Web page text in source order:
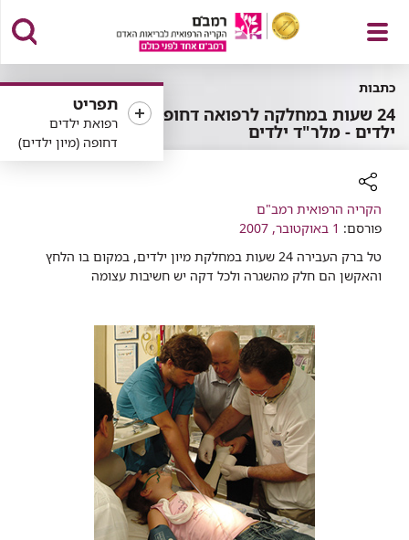
פתח
תפריט
תפריט
רפואת ילדים
דחופה (מיון ילדים)
כתבות
24 שעות במחלקה לרפואה דחופה
ילדים - מלר"ד ילדים
רכיב
שיתוף
הקריה הרפואית רמב"ם
פורסם: 1 באוקטובר, 2007
טל ברק העבירה 24 שעות במחלקת מיון ילדים, במקום בו הלחץ
והאקשן הם חלק מהשגרה ולכל דקה יש חשיבות עצומה